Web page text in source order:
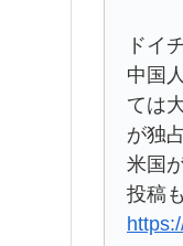
ドイ
中国
ては
が独
米国
投稿